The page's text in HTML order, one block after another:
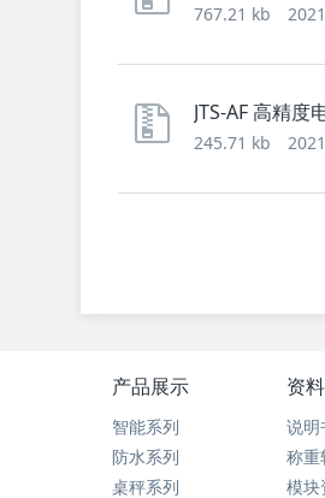
767.21 kb
JTS-AF 高精度
245.71 kb
产品展示
智能系列
防水系列
桌秤系列
资
说明
称重
模块